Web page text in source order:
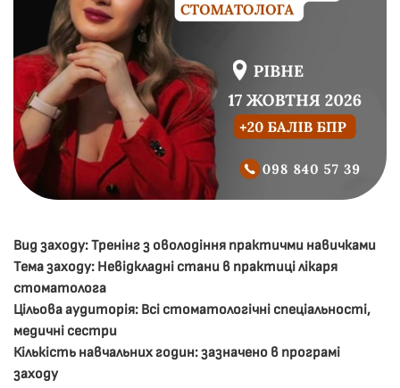
Вид заходу: Тренінг з оволодіння практичми навичками
Тема заходу: Невідкладні стани в практиці лікаря
стоматолога
Цільова аудиторія: Всі стоматологічні спеціальності,
медичні сестри
Кількість навчальних годин: зазначено в програмі
заходу